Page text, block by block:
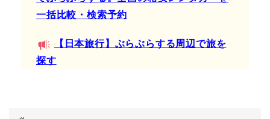
一括比較・検索予約
【日本旅行】ぶらぶらする周辺で旅を
探す